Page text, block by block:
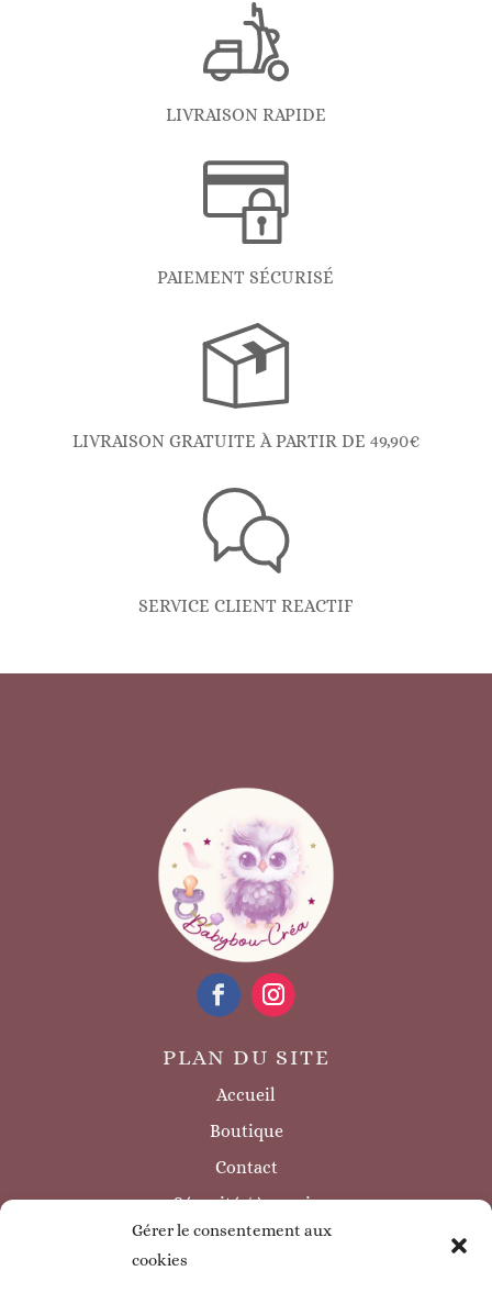
Gérer le consentement aux
cookies
LIVRAISON RAPIDE
PAIEMENT SÉCURISÉ
LIVRAISON GRATUITE À PARTIR DE 49,90€
SERVICE CLIENT REACTIF
PLAN DU SITE
Accueil
Boutique
Contact
Sécurité / à savoir
INFORMATIONS LÉGALES